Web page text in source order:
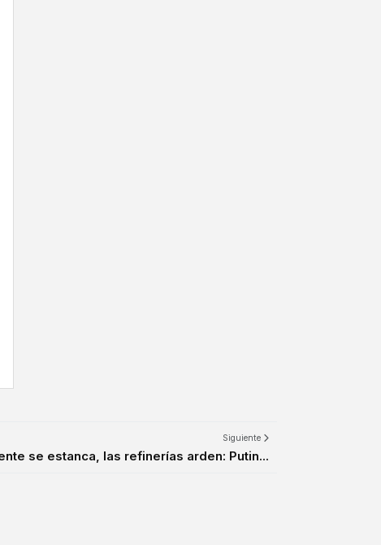
Siguiente
se estanca, las refinerías arden: Putin...